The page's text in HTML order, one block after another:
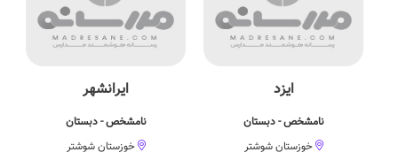
ایزد
نامشخص - دبستان
خوزستان شوشتر
ایرانشهر
نامشخص - دبستان
خوزستان شوشتر